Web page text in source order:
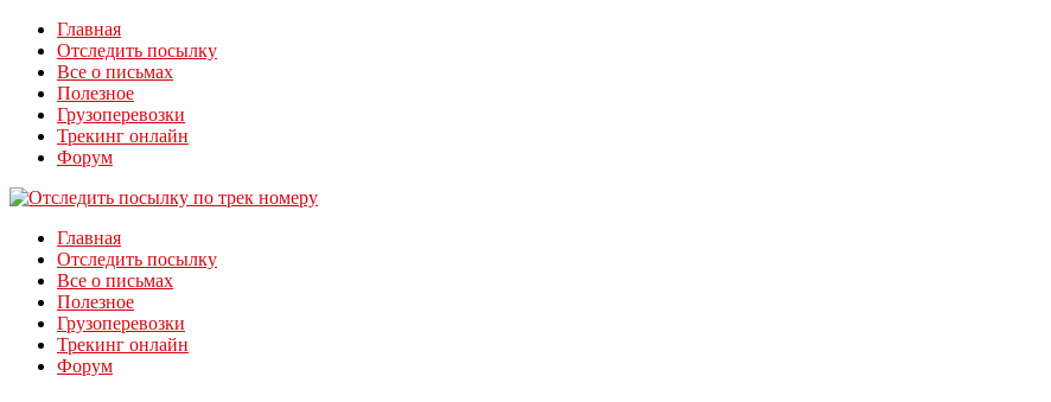
Главная
Отследить посылку
Все о письмах
Полезное
Грузоперевозки
Трекинг онлайн
Форум
Главная
Отследить посылку
Все о письмах
Полезное
Грузоперевозки
Трекинг онлайн
Форум